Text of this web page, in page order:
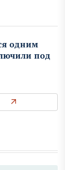
одним
под